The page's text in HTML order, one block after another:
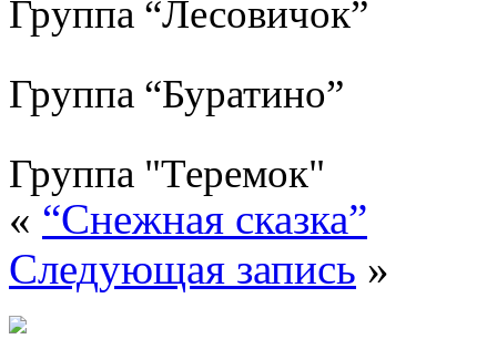
Группа “Лесовичок”
Группа “Буратино”
Группа "Теремок"
« “Снежная сказка”
Следующая запись »